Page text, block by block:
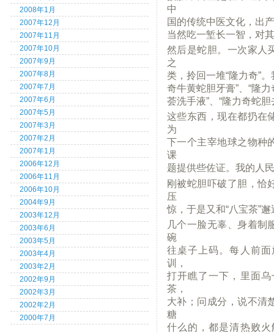
2008年1月
2007年12月
2007年11月
2007年10月
2007年9月
2007年8月
2007年7月
2007年6月
2007年5月
2007年3月
2007年2月
2007年1月
2006年12月
2006年11月
2006年10月
2004年9月
2003年12月
2003年6月
2003年5月
2003年4月
2003年2月
2002年9月
2002年3月
2002年2月
2000年7月
中
国的传统中医文化，出
当然吃一堑长一智，对
然后是蛇胆。一次家人
之
类，拎回一堆“隆力奇”
奇牛黄蛇胆牙膏”、“隆
荟洗手液”、“隆力奇蛇
这些东西，现在都扔在
为
下一个主宰地球之物种
课
题提供些佐证。我的人
刚被蛇胆吓破了胆，恰
压
惊，于是又和“八宝茶”
几个一脸无辜、身着制
碗
往桌子上码。每人前
训，
打开瞧了一下，里面
茶，
大补；问成分，说不清
糖
什么的，都是清热败